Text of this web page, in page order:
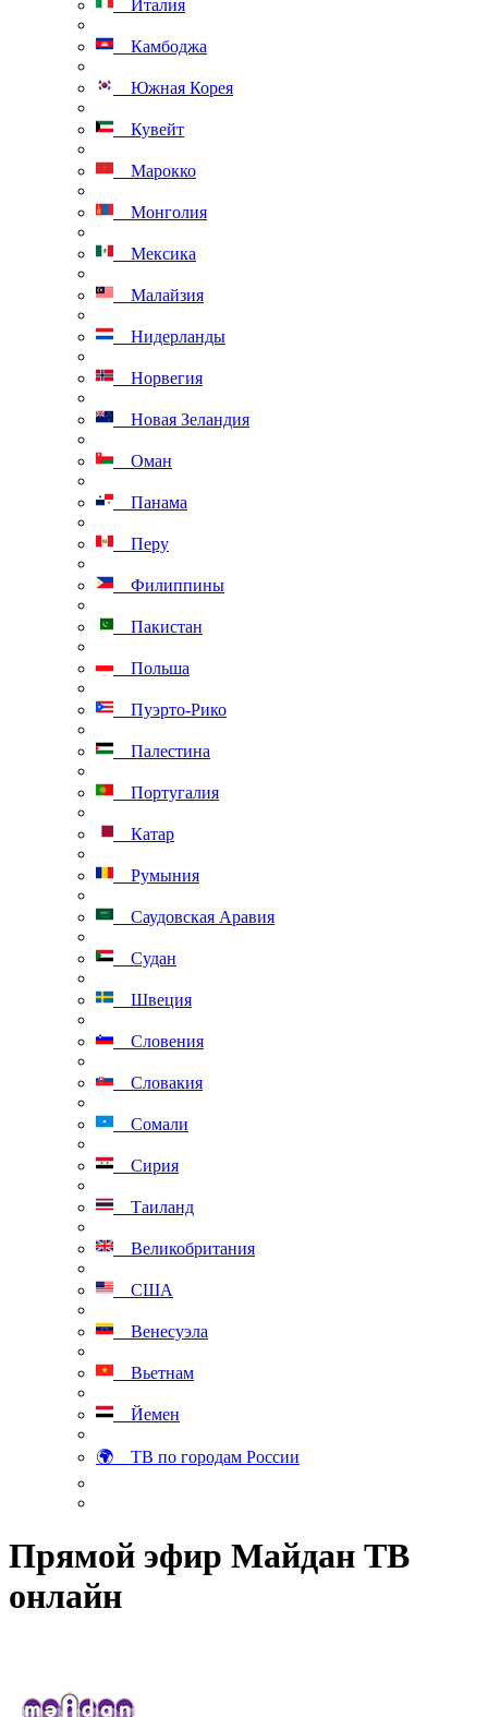
Италия
Камбоджа
Южная Корея
Кувейт
Марокко
Монголия
Мексика
Малайзия
Нидерланды
Норвегия
Новая Зеландия
Оман
Панама
Перу
Филиппины
Пакистан
Польша
Пуэрто-Рико
Палестина
Португалия
Катар
Румыния
Саудовская Аравия
Судан
Швеция
Словения
Словакия
Сомали
Сирия
Таиланд
Великобритания
США
Венесуэла
Вьетнам
Йемен
🌍 ТВ по городам России
Прямой эфир Майдан ТВ
онлайн